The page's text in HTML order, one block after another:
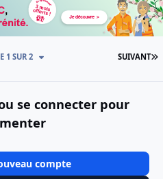
SUIVANT
1 SUR 2
se connecter pour
compte